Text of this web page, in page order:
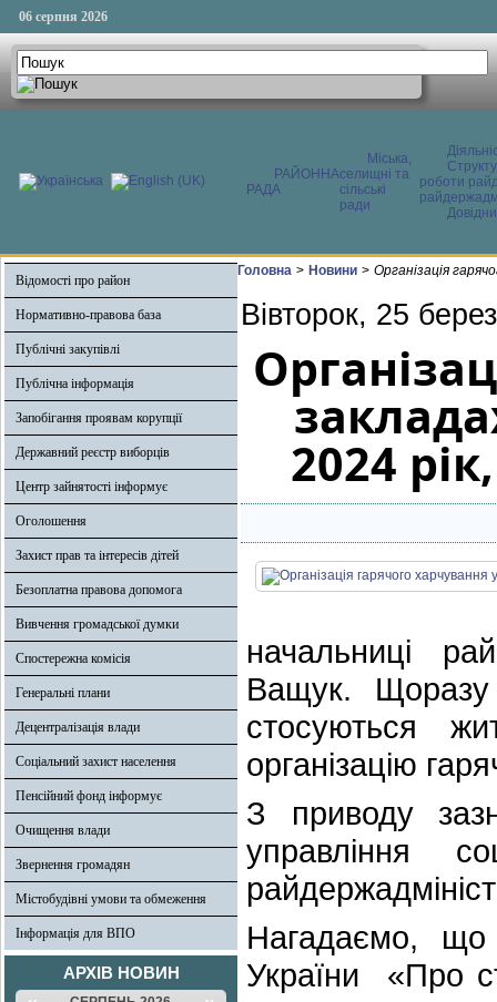
06 серпня 2026
РАЙОННА
РАДА
Міська,
селищні та
сільські
ради
роботи
Відомості про район
Нормативно-правова база
Публічні закупівлі
Публічна інформація
Запобігання проявам корупції
Державний реєстр виборців
Центр зайнятості інформує
Оголошення
Захист прав та інтересів дітей
Безоплатна правова допомога
Вивчення громадської думки
Спостережна комісія
Генеральні плани
Децентралізація влади
Соціальний захист населення
Пенсійний фонд інформує
Очищення влади
Звернення громадян
Містобудівні умови та обмеження
Інформація для ВПО
АРХІВ НОВИН
Головна > Новини > Організація
Вівторок, 25
2024
начальниці
Ващук. Щоразу
стосуються
організацію
З приводу
управління
Нагадаємо, що
України «Про